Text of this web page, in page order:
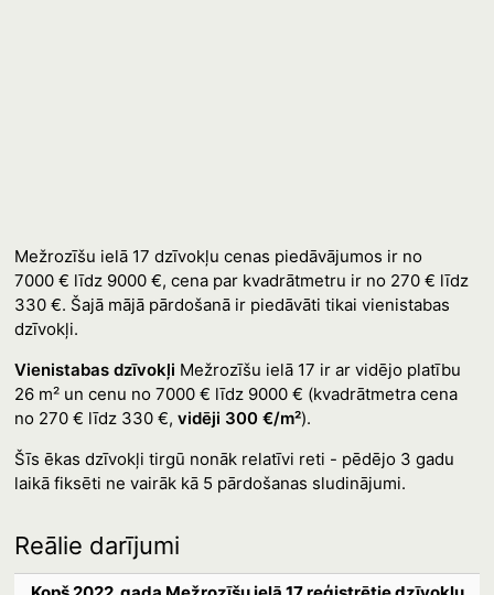
Mežrozīšu ielā 17 dzīvokļu cenas piedāvājumos ir no
7000 € līdz 9000 €, cena par kvadrātmetru ir no 270 € līdz
330 €. Šajā mājā pārdošanā ir piedāvāti tikai vienistabas
dzīvokļi.
Vienistabas dzīvokļi Mežrozīšu ielā 17 ir ar vidējo platību
26 m² un cenu no 7000 € līdz 9000 € (kvadrātmetra cena
no 270 € līdz 330 €, vidēji 300 €/m²).
Šīs ēkas dzīvokļi tirgū nonāk relatīvi reti - pēdējo 3 gadu
laikā fiksēti ne vairāk kā 5 pārdošanas sludinājumi.
Reālie darījumi